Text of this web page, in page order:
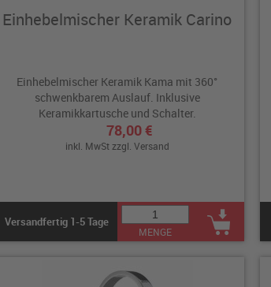
Einhebelmischer Keramik Carino
Einhebelmischer Keramik Kama mit 360°
schwenkbarem Auslauf. Inklusive
Keramikkartusche und Schalter.
78,00 €
inkl. MwSt zzgl. Versand
Versandfertig 1-5 Tage
MENGE